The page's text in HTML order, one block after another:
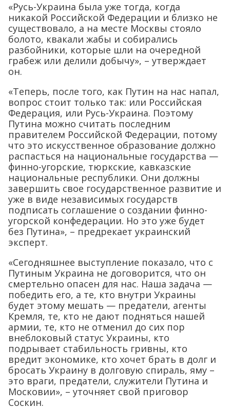
«Русь-Украина была уже тогда, когда
никакой Российской Федерации и близко не
существовало, а на месте Москвы стояло
болото, квакали жабы и собирались
разбойники, которые шли на очередной
грабеж или делили добычу», – утверждает
он.
«Теперь, после того, как Путин на нас напал,
вопрос стоит только так: или Российская
Федерация, или Русь-Украина. Поэтому
Путина можно считать последним
правителем Российской Федерации, потому
что это искусственное образование должно
распасться на национальные государства —
финно-угорские, тюркские, кавказские
национальные республики. Они должны
завершить свое государственное развитие и
уже в виде независимых государств
подписать соглашение о создании финно-
угорской конфедерации. Но это уже будет
без Путина», – предрекает украинский
эксперт.
«Сегодняшнее выступление показало, что с
Путиным Украина не договорится, что он
смертельно опасен для нас. Наша задача —
победить его, а те, кто внутри Украины
будет этому мешать — предатели, агенты
Кремля, те, кто не дают подняться нашей
армии, те, кто не отменил до сих пор
внеблоковый статус Украины, кто
подрывает стабильность гривны, кто
вредит экономике, кто хочет брать в долг и
бросать Украину в долговую спираль, яму –
это враги, предатели, служители Путина и
Московии», – уточняет свой приговор
Соскин.